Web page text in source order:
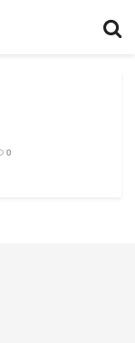
0